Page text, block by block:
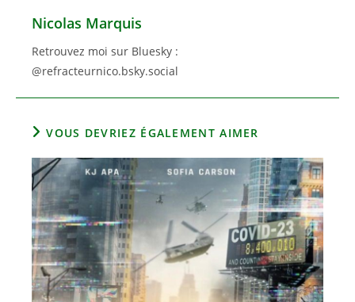
Nicolas Marquis
Retrouvez moi sur Bluesky :
@refracteurnico.bsky.social
VOUS DEVRIEZ ÉGALEMENT AIMER